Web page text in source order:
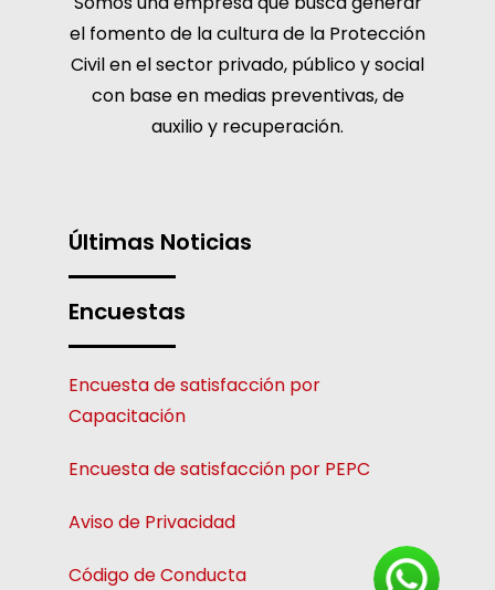
el fomento de la cultura de la Protección
Civil en el sector privado, público y social
con base en medias preventivas, de
auxilio y recuperación.
Últimas Noticias
Encuestas
Encuesta de satisfacción por
Capacitación
Encuesta de satisfacción por PEPC
Aviso de Privacidad
Código de Conducta